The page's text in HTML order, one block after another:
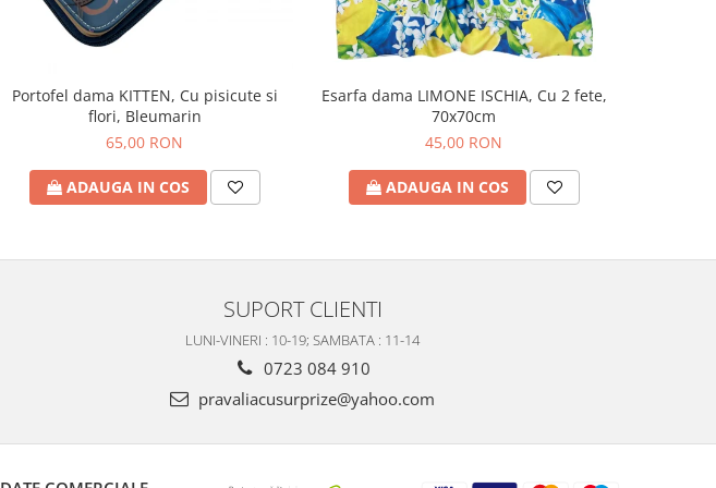
Portofel dama KITTEN, Cu pisicute si
flori, Bleumarin
65,00 RON
ADAUGA IN COS
Esarfa dama LIMONE ISCHIA, Cu 2 fete,
70x70cm
45,00 RON
ADAUGA IN COS
SUPORT CLIENTI
LUNI-VINERI : 10-19; SAMBATA : 11-14
0723 084 910
pravaliacusurprize@yahoo.com